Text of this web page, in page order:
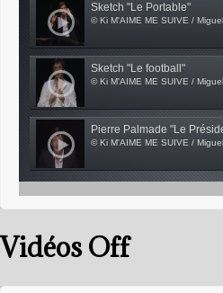
Sketch "Le Portable"
© Ki M'AIME ME SUIVE /
Sketch "Le football"
© Ki M'AIME ME SUIVE /
Pierre Palmade "Le
© Ki M'AIME ME SUIVE /
Vidéos Off